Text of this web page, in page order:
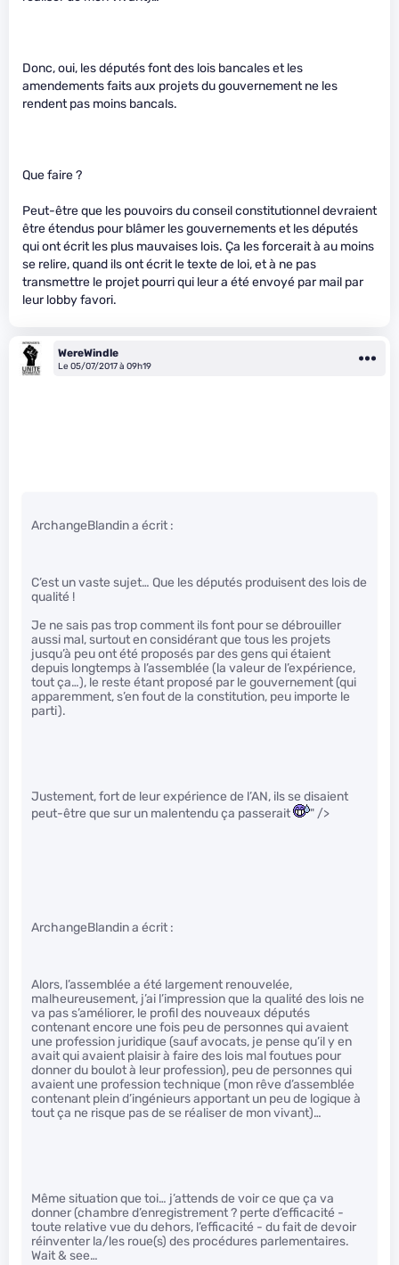
Donc, oui, les députés font des lois bancales et les
amendements faits aux projets du gouvernement ne les
rendent pas moins bancals.
Que faire ?
Peut-être que les pouvoirs du conseil constitutionnel devraient
être étendus pour blâmer les gouvernements et les députés
qui ont écrit les plus mauvaises lois. Ça les forcerait à au moins
se relire, quand ils ont écrit le texte de loi, et à ne pas
transmettre le projet pourri qui leur a été envoyé par mail par
leur lobby favori.
WereWindle
Le 05/07/2017 à 09h19
ArchangeBlandin a écrit :
C’est un vaste sujet… Que les députés produisent des lois de
qualité !
Je ne sais pas trop comment ils font pour se débrouiller
aussi mal, surtout en considérant que tous les projets
jusqu’à peu ont été proposés par des gens qui étaient
depuis longtemps à l’assemblée (la valeur de l’expérience,
tout ça…), le reste étant proposé par le gouvernement (qui
apparemment, s’en fout de la constitution, peu importe le
parti).
Justement, fort de leur expérience de l’AN, ils se disaient
peut-être que sur un malentendu ça passerait
" />
ArchangeBlandin a écrit :
Alors, l’assemblée a été largement renouvelée,
malheureusement, j’ai l’impression que la qualité des lois ne
va pas s’améliorer, le profil des nouveaux députés
contenant encore une fois peu de personnes qui avaient
une profession juridique (sauf avocats, je pense qu’il y en
avait qui avaient plaisir à faire des lois mal foutues pour
donner du boulot à leur profession), peu de personnes qui
avaient une profession technique (mon rêve d’assemblée
contenant plein d’ingénieurs apportant un peu de logique à
tout ça ne risque pas de se réaliser de mon vivant)…
Même situation que toi… j’attends de voir ce que ça va
donner (chambre d’enregistrement ? perte d’efficacité -
toute relative vue du dehors, l’efficacité - du fait de devoir
réinventer la/les roue(s) des procédures parlementaires.
Wait & see…